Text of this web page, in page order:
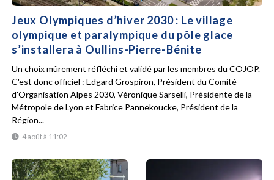
Jeux Olympiques d’hiver 2030 : Le village
olympique et paralympique du pôle glace
s’installera à Oullins-Pierre-Bénite
4 août à 11:02
Un choix mûrement réfléchi et validé par les membres du COJOP.
C'est donc officiel : Edgard Grospiron, Président du Comité
d'Organisation Alpes 2030, Véronique Sarselli, Présidente de la
Métropole de Lyon et Fabrice Pannekoucke, Président de la
Région...